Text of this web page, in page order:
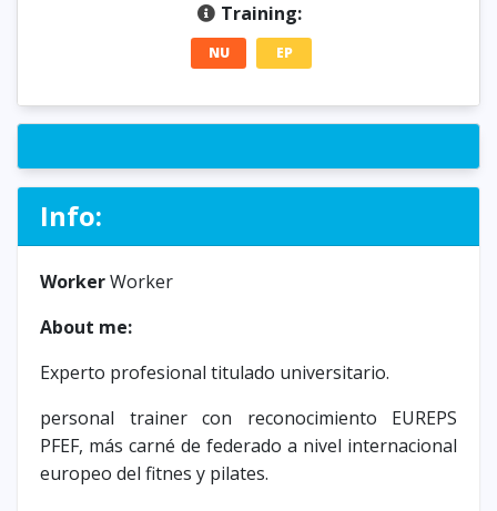
Training:
NU EP
Info:
WorkerWorker
About me:
Experto profesional titulado universitario.
personal trainer con reconocimiento EUREPS
PFEF, más carné de federado a nivel internacional
europeo del fitnes y pilates.